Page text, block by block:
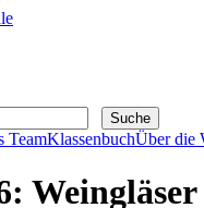
TeamKlassenbuchÜber die